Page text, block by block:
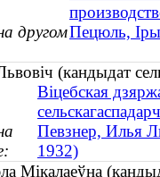
другомПецюль,
(кандыдат
Віцебская
Певзнер, Илья
1932)
Мікалаеўна